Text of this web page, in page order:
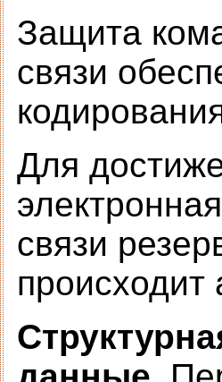
Защита
связи
Для
связи
происходит